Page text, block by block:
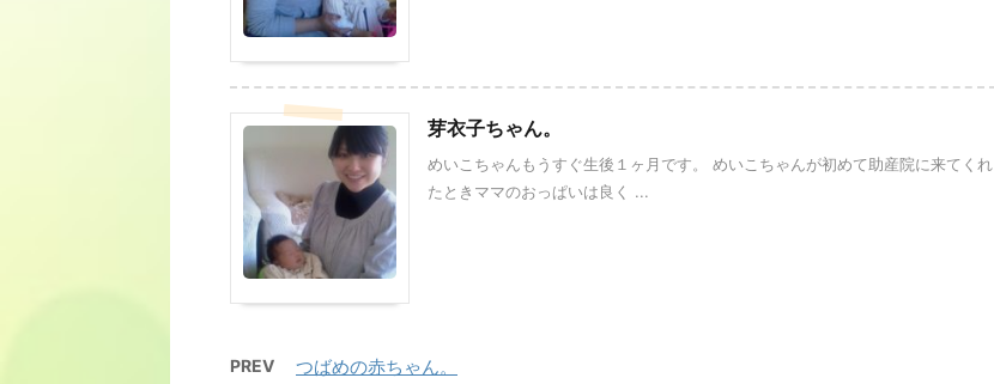
芽衣子ちゃん。
めいこちゃんもうすぐ生後１ヶ月です。 めいこちゃんが初めて助産院に来てくれ
たときママのおっぱいは良く ...
PREV つばめの赤ちゃん。